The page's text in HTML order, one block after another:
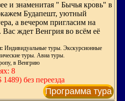
и знаменитая " Бычья кровь" в
Будапешт, уютный
а вечером пригласим на
ждет Венгрия во всём её
Индивидуальные туры. Экскурсионные
туры. Авиа туры.
в Венгрию
8
без переезда
Программа тура